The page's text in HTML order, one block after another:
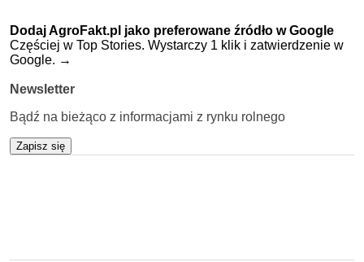
Dodaj AgroFakt.pl jako preferowane źródło w Google
Częściej w Top Stories. Wystarczy 1 klik i zatwierdzenie w
Google. →
Newsletter
Bądź na bieżąco z informacjami z rynku rolnego
Zapisz się